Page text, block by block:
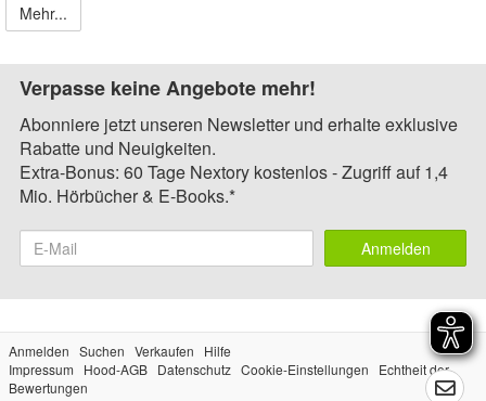
Mehr...
Verpasse keine Angebote mehr!
Abonniere jetzt unseren Newsletter und erhalte exklusive
Rabatte und Neuigkeiten.
Extra-Bonus: 60 Tage Nextory kostenlos - Zugriff auf 1,4
Mio. Hörbücher & E-Books.*
Anmelden
Anmelden Suchen Verkaufen
Hilfe
Impressum
Hood-AGB Datenschutz Cookie-Einstellungen
Echtheit der
Bewertungen